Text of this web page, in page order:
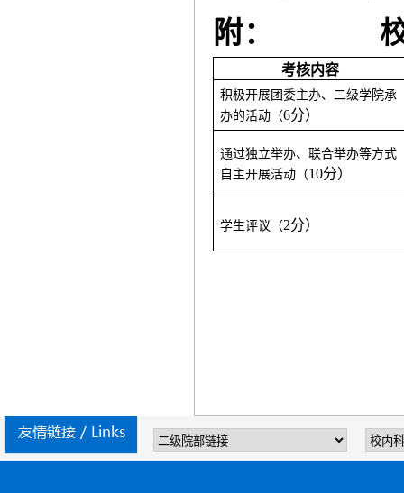
附：
校园
考核内容
积极开展团委主办、二级学院承
办的活动（6分）
通过独立举办、联合举办等方式
自主开展活动（10分）
学生评议（2分）